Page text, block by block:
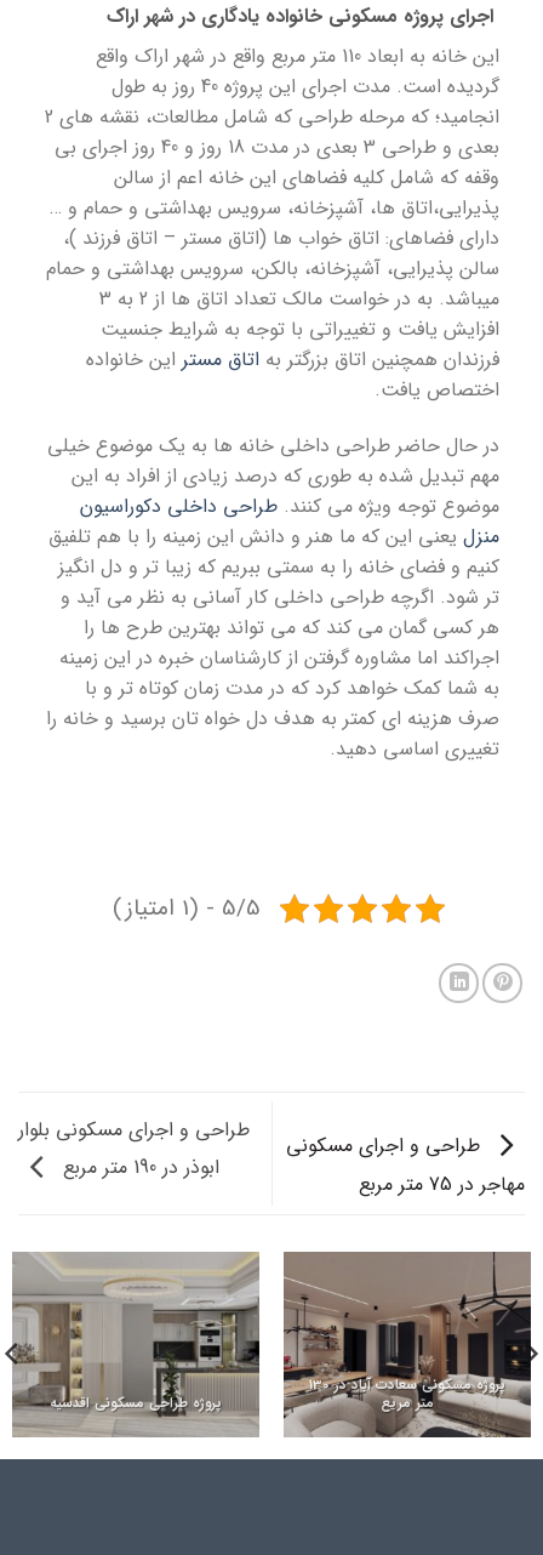
اجرای پروژه مسکونی خانواده یادگاری در شهر اراک
این خانه به ابعاد 110 متر مربع واقع در شهر اراک واقع
گردیده است. مدت اجرای این پروژه 40 روز به طول
انجامید؛ که مرحله طراحی که شامل مطالعات، نقشه های 2
بعدی و طراحی 3 بعدی در مدت 18 روز و 40 روز اجرای بی
وقفه که شامل کلیه فضاهای این خانه اعم از سالن
پذیرایی،اتاق ها، آشپزخانه، سرویس بهداشتی و حمام و …
دارای فضاهای: اتاق خواب ها (اتاق مستر – اتاق فرزند )،
سالن پذیرایی، آشپزخانه، بالکن، سرویس بهداشتی و حمام
میباشد. به در خواست مالک تعداد اتاق ها از 2 به 3
افزایش یافت و تغییراتی با توجه به شرایط جنسیت
فرزندان همچنین اتاق بزرگتر به اتاق مستر این خانواده
اختصاص یافت.
در حال حاضر طراحی داخلی خانه ها به یک موضوع خیلی
مهم تبدیل شده به طوری که درصد زیادی از افراد به این
موضوع توجه ویژه می کنند. طراحی داخلی دکوراسیون
منزل یعنی این که ما هنر و دانش این زمینه را با هم تلفیق
کنیم و فضای خانه را به سمتی ببریم که زیبا تر و دل انگیز
تر شود. اگرچه طراحی داخلی کار آسانی به نظر می آید و
هر کسی گمان می کند که می تواند بهترین طرح ها را
اجراکند اما مشاوره گرفتن از کارشناسان خبره در این زمینه
به شما کمک خواهد کرد که در مدت زمان کوتاه تر و با
صرف هزینه ای کمتر به هدف دل خواه تان برسید و خانه را
تغییری اساسی دهید.
5/5 - (1 امتیاز)
طراحی و اجرای مسکونی
مهاجر در 75 متر مربع
طراحی و اجرای مسکونی بلوار
ابوذر در 190 متر مربع
پروژه مسکونی سعادت آباد در 130
متر مریع
پروژه طراحی مسکونی اقدسیه